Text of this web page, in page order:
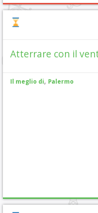
Atterrare con il
Il meglio di, Palermo